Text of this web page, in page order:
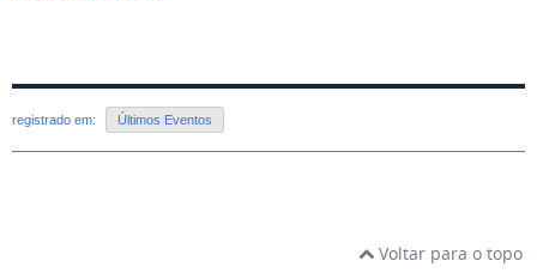
registrado em: Últimos Eventos
Voltar para o topo